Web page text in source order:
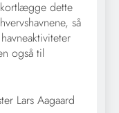
dette
så
også til
Lars Aagaard